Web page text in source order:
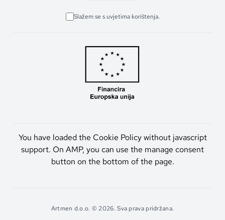
Slažem se s uvjetima korištenja.
You have loaded the Cookie Policy without javascript
support. On AMP, you can use the manage consent
button on the bottom of the page.
Artmen d.o.o. © 2026. Sva prava pridržana.